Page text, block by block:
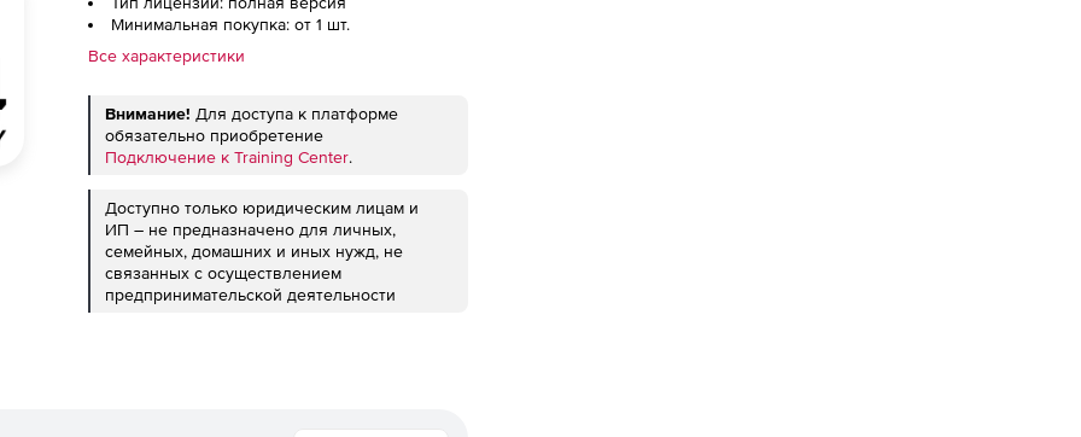
Минимальная покупка: от 1 шт.
Все характеристики
Внимание! Для доступа к платформе
обязательно приобретение
Подключение к Training Center.
Доступно только юридическим лицам и
ИП – не предназначено для личных,
семейных, домашних и иных нужд, не
связанных с осуществлением
предпринимательской деятельности